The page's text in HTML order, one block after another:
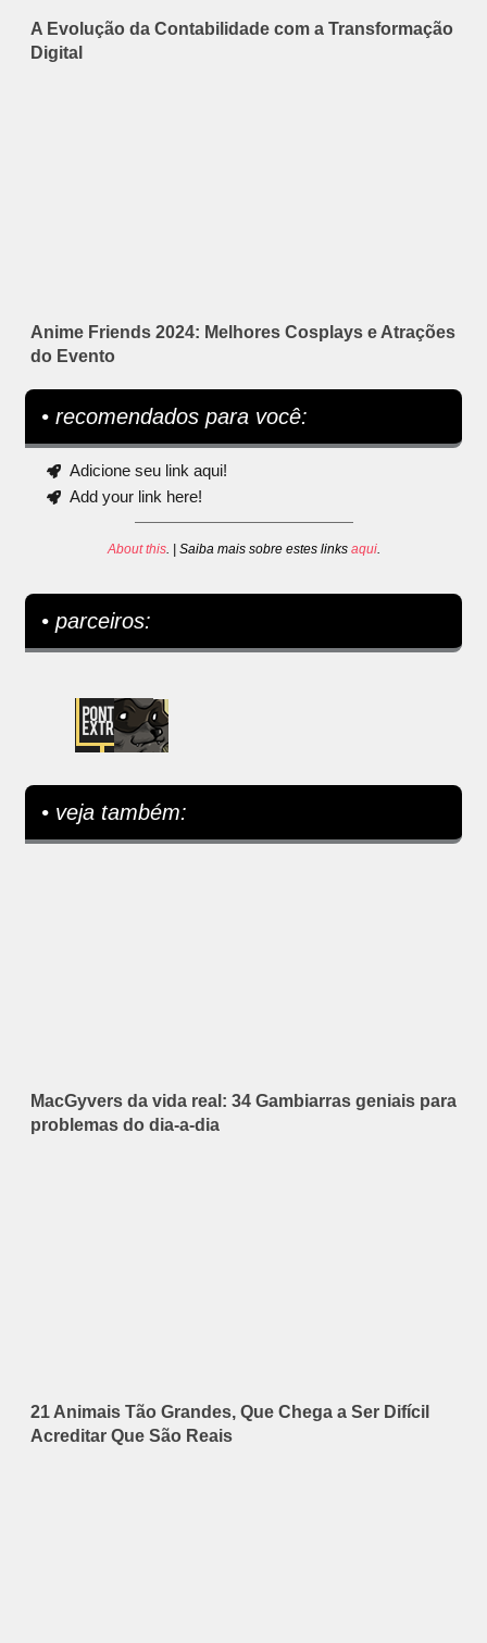
A Evolução da Contabilidade com a Transformação
Digital
Anime Friends 2024: Melhores Cosplays e Atrações
do Evento
• recomendados para você:
Adicione seu link aqui!
Add your link here!
About this. | Saiba mais sobre estes links aqui.
• parceiros:
• veja também:
MacGyvers da vida real: 34 Gambiarras geniais para
problemas do dia-a-dia
21 Animais Tão Grandes, Que Chega a Ser Difícil
Acreditar Que São Reais